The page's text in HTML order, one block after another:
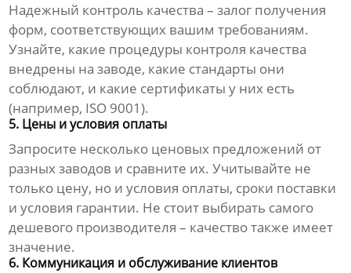
Надежный контроль качества – залог получения
форм, соответствующих вашим требованиям.
Узнайте, какие процедуры контроля качества
внедрены на заводе, какие стандарты они
соблюдают, и какие сертификаты у них есть
(например, ISO 9001).
5. Цены и условия оплаты
Запросите несколько ценовых предложений от
разных заводов и сравните их. Учитывайте не
только цену, но и условия оплаты, сроки поставки
и условия гарантии. Не стоит выбирать самого
дешевого производителя – качество также имеет
значение.
6. Коммуникация и обслуживание клиентов